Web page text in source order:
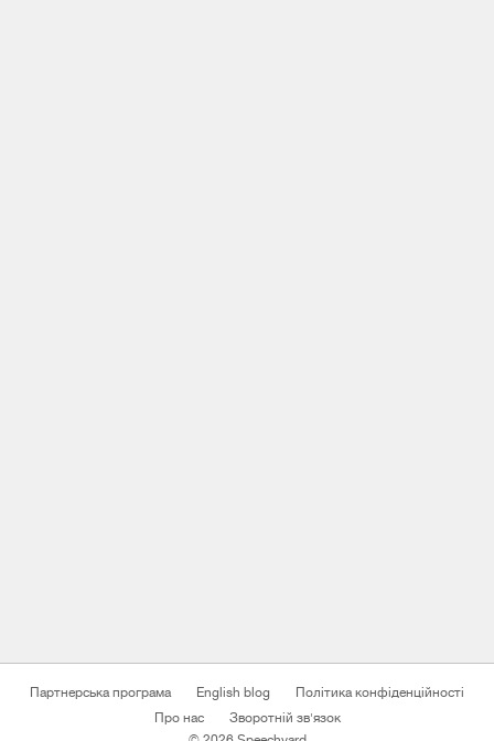
Партнерська програма English blog
Політика конфіденційності
Про нас
Зворотній зв'язок